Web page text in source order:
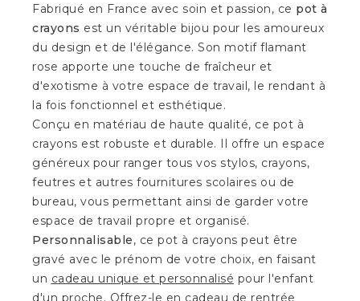
Fabriqué en France avec soin et passion, ce pot à
crayons est un véritable bijou pour les amoureux
du design et de l'élégance. Son motif flamant
rose apporte une touche de fraîcheur et
d'exotisme à votre espace de travail, le rendant à
la fois fonctionnel et esthétique.
Conçu en matériau de haute qualité, ce pot à
crayons est robuste et durable. Il offre un espace
généreux pour ranger tous vos stylos, crayons,
feutres et autres fournitures scolaires ou de
bureau, vous permettant ainsi de garder votre
espace de travail propre et organisé.
Personnalisable, ce pot à crayons peut être
gravé avec le prénom de votre choix, en faisant
un cadeau unique et personnalisé pour l'enfant
d'un proche. Offrez-le en cadeau de rentrée